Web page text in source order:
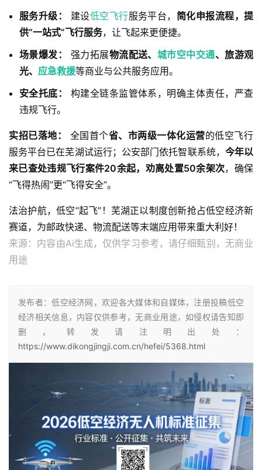
服务升级：
建设低空飞行服务平台， 简化申报流程，提
供“一站式”飞行服务，让飞起来更便捷。
场景爆发：
强力拓展物流配送、 城市空中交通、旅游观
光、 应急救援等商业与公共服务应用。
安全托底：
构建全链条监管体系，明确主体责任，严查
违规飞行。
实招已落地： 全国首个省、市两级一体化运营的低空飞行
服务平台已在芜湖试运行；公安部门依托智联系统， 今年以
来已查处违规飞行案件20余起，劝离处置50余架次，确保
“飞得热闹”更“飞得安全”。
法治护航，低空“起飞”！芜湖正以制度创新抢占低空经济新
赛道，为邮政快递、物流配送等末端应用带来重大利好！
来源：内容由Ai生成，仅供学习参考，请仔细甄别，无商业
用途
发布者：低空经济网，欢迎各大媒体和自媒体，注册投稿低空
经济相关信息，内容仅供参考，无商业用途，如侵权请告知即
删，转发请注明出处：
https://www.dikongjingji.com.cn/hefei/5368.html